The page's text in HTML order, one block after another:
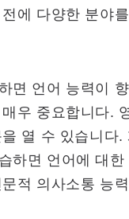
에 다양한 분야
면 언어 능력이
우 중요합니다.
열 수 있습니다.
하면 언어에 대
적 의사소통 능